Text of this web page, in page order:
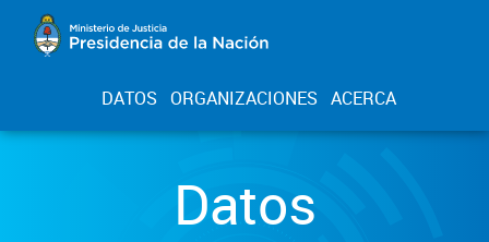
DATOS ORGANIZACIONES ACERCA
Datos